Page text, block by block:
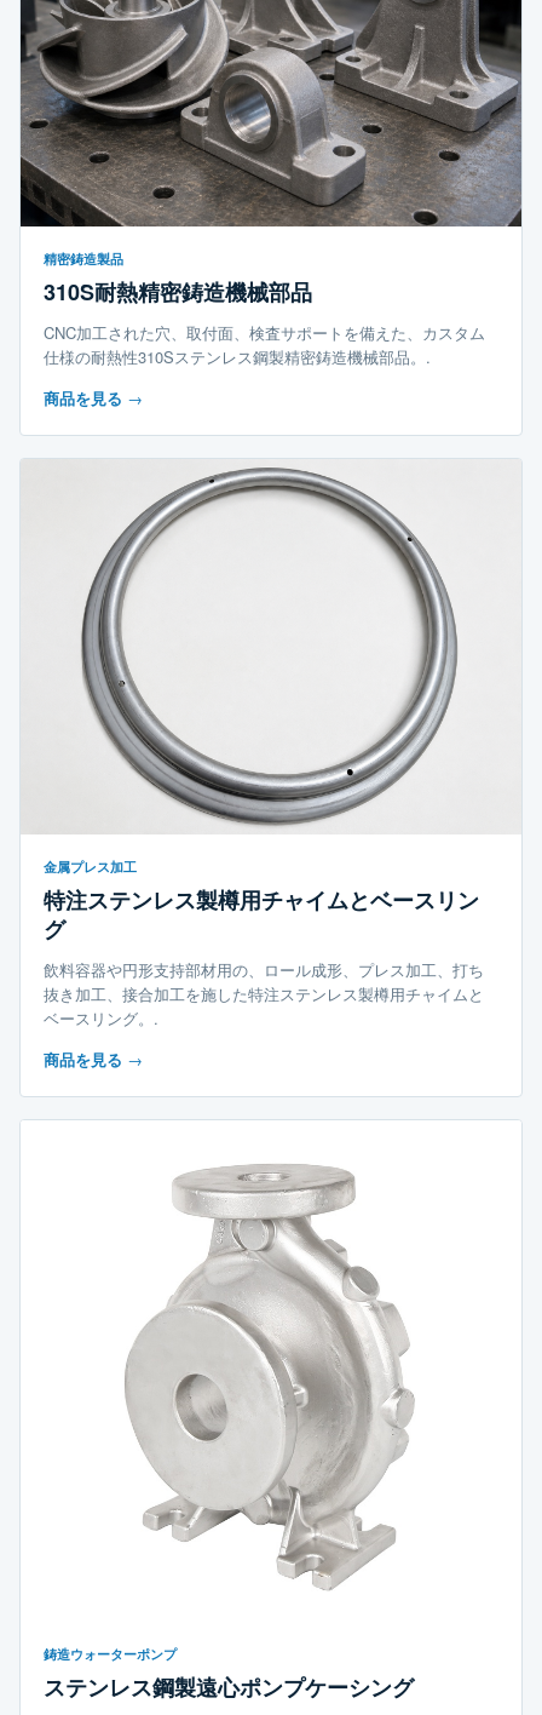
精密鋳造製品
310S耐熱精密鋳造機械部品
CNC加工された穴、取付面、検査サポートを備えた、カスタム
仕様の耐熱性310Sステンレス鋼製精密鋳造機械部品。.
商品を見る →
金属プレス加工
特注ステンレス製樽用チャイムとベースリン
グ
飲料容器や円形支持部材用の、ロール成形、プレス加工、打ち
抜き加工、接合加工を施した特注ステンレス製樽用チャイムと
ベースリング。.
商品を見る →
鋳造ウォーターポンプ
ステンレス鋼製遠心ポンプケーシング